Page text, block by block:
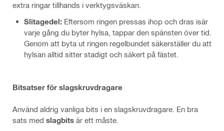
extra ringar tillhands i verktygsväskan.
Slitagedel: Eftersom ringen pressas ihop och dras isär
varje gång du byter hylsa, tappar den spänsten över tid.
Genom att byta ut ringen regelbundet säkerställer du att
hylsan alltid sitter stadigt och säkert på fästet.
Bitsatser för slagskruvdragare
Använd aldrig vanliga bits i en slagskruvdragare. En bra
sats med slagbits är ett måste.